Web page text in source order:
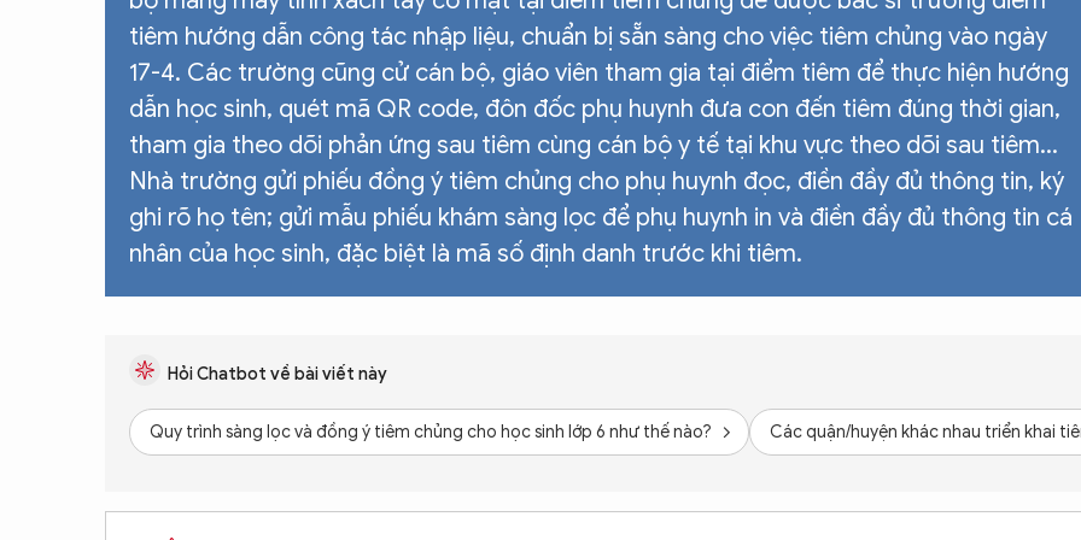
tiêm hướng dẫn công tác nhập liệu, chuẩn bị sẵn sàng cho việc tiêm chủng vào ngày
17-4. Các trường cũng cử cán bộ, giáo viên tham gia tại điểm tiêm để thực hiện hướng
dẫn học sinh, quét mã QR code, đôn đốc phụ huynh đưa con đến tiêm đúng thời gian,
tham gia theo dõi phản ứng sau tiêm cùng cán bộ y tế tại khu vực theo dõi sau tiêm...
Nhà trường gửi phiếu đồng ý tiêm chủng cho phụ huynh đọc, điền đầy đủ thông tin, ký
ghi rõ họ tên; gửi mẫu phiếu khám sàng lọc để phụ huynh in và điền đầy đủ thông tin cá
nhân của học sinh, đặc biệt là mã số định danh trước khi tiêm.
Hỏi Chatbot về bài viết này
Quy trình sàng lọc và đồng ý tiêm chủng cho học sinh lớp 6 như thế nào? Các quận/huyện khác nhau triển khai